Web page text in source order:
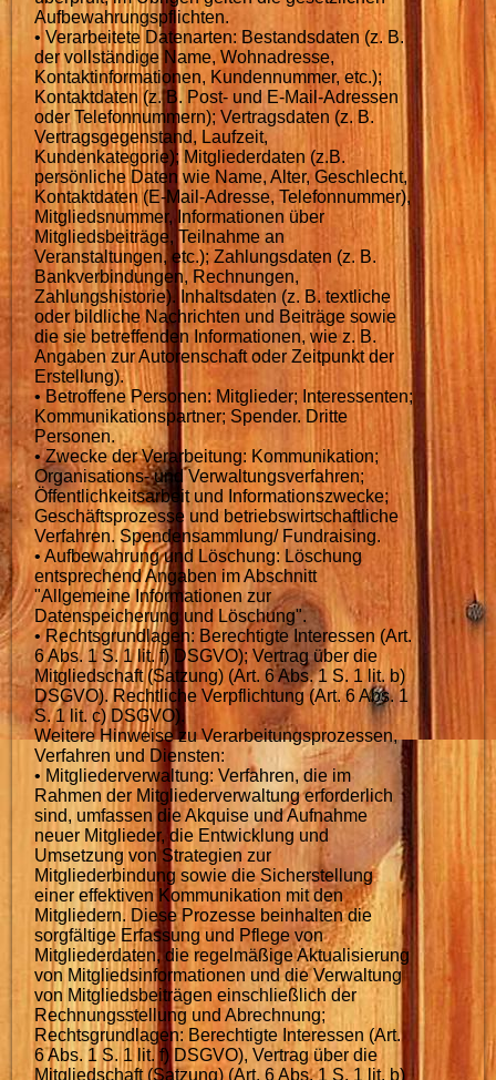
Aufbewahrungspflichten.
• Verarbeitete Datenarten: Bestandsdaten (z. B.
der vollständige Name, Wohnadresse,
Kontaktinformationen, Kundennummer, etc.);
Kontaktdaten (z. B. Post- und E-Mail-Adressen
oder Telefonnummern); Vertragsdaten (z. B.
Vertragsgegenstand, Laufzeit,
Kundenkategorie); Mitgliederdaten (z.B.
persönliche Daten wie Name, Alter, Geschlecht,
Kontaktdaten (E-Mail-Adresse, Telefonnummer),
Mitgliedsnummer, Informationen über
Mitgliedsbeiträge, Teilnahme an
Veranstaltungen, etc.); Zahlungsdaten (z. B.
Bankverbindungen, Rechnungen,
Zahlungshistorie). Inhaltsdaten (z. B. textliche
oder bildliche Nachrichten und Beiträge sowie
die sie betreffenden Informationen, wie z. B.
Angaben zur Autorenschaft oder Zeitpunkt der
Erstellung).
• Betroffene Personen: Mitglieder; Interessenten;
Kommunikationspartner; Spender. Dritte
Personen.
• Zwecke der Verarbeitung: Kommunikation;
Organisations- und Verwaltungsverfahren;
Öffentlichkeitsarbeit und Informationszwecke;
Geschäftsprozesse und betriebswirtschaftliche
Verfahren. Spendensammlung/ Fundraising.
• Aufbewahrung und Löschung: Löschung
entsprechend Angaben im Abschnitt
"Allgemeine Informationen zur
Datenspeicherung und Löschung".
• Rechtsgrundlagen: Berechtigte Interessen (Art.
6 Abs. 1 S. 1 lit. f) DSGVO); Vertrag über die
Mitgliedschaft (Satzung) (Art. 6 Abs. 1 S. 1 lit. b)
DSGVO). Rechtliche Verpflichtung (Art. 6 Abs. 1
S. 1 lit. c) DSGVO).
Weitere Hinweise zu Verarbeitungsprozessen,
Verfahren und Diensten:
• Mitgliederverwaltung: Verfahren, die im
Rahmen der Mitgliederverwaltung erforderlich
sind, umfassen die Akquise und Aufnahme
neuer Mitglieder, die Entwicklung und
Umsetzung von Strategien zur
Mitgliederbindung sowie die Sicherstellung
einer effektiven Kommunikation mit den
Mitgliedern. Diese Prozesse beinhalten die
sorgfältige Erfassung und Pflege von
Mitgliederdaten, die regelmäßige Aktualisierung
von Mitgliedsinformationen und die Verwaltung
von Mitgliedsbeiträgen einschließlich der
Rechnungsstellung und Abrechnung;
Rechtsgrundlagen: Berechtigte Interessen (Art.
6 Abs. 1 S. 1 lit. f) DSGVO), Vertrag über die
Mitgliedschaft (Satzung) (Art. 6 Abs. 1 S. 1 lit. b)